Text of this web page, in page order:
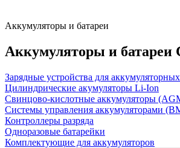
Аккумуляторы и батареи
Аккумуляторы и батареи
Зарядные устройства для
Цилиндрические акумуляторы Li-Ion
Свинцово-кислотные аккумуляторы
Системы управления аккумуляторами
Контроллеры разряда
Одноразовые батарейки
Комплектующие для аккумуляторов